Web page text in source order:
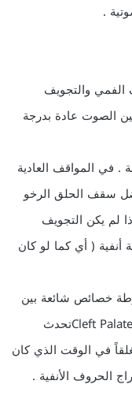
.
الفمي والتجويف
الصوت عادة بدرجة
. في المواقف العادية
سقف الحلق الرخو
لم يكن التجويف
أنفية ( أي كما لو كان
خصائص شائعة بين
الأطفال المصابين بشق في سقف الحلق Cleft Palateتحدث
في الوقت الذي كان
الحروف الأنفية .